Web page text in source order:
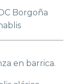
Borgoña
en barrica.